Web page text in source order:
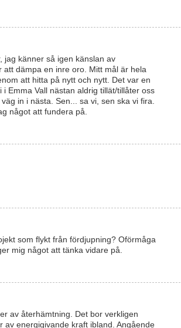
jag känner så igen känslan av
att dämpa en inre oro. Mitt mål är hela
att hitta på nytt och nytt. Det var en
Emma Vall nästan aldrig tillät/tillåter oss
in i nästa. Sen... sa vi, sen ska vi fira.
något att fundera på.
som flykt från fördjupning? Oförmåga
mig något att tänka vidare på.
av återhämtning. Det bor verkligen
av energigivande kraft ibland. Angående